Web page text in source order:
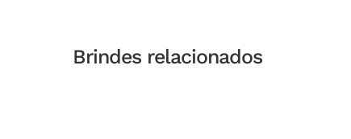
Brindes relacionados